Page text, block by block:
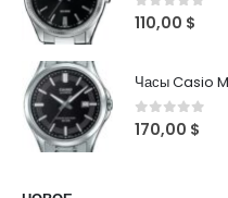
0out of 5
110,00 $
Часы Casio
0out of 5
170,00 $